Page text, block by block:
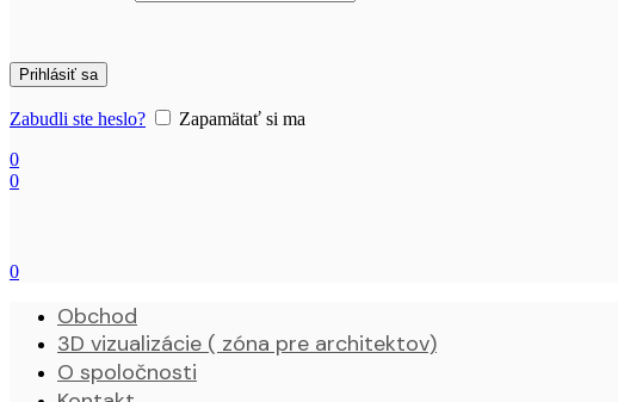
Prihlásiť sa
Zabudli ste heslo?
Zapamätať si ma
0
0
0
Obchod
3D vizualizácie ( zóna pre architektov)
O spoločnosti